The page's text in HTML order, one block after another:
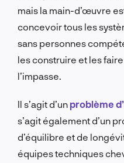
mais la main-d’œuvre
concevoir tous les
sans personnes
les construire et les
l’impasse.
Il s’agit d’un problème
s’agit également d’un
d’équilibre et de
équipes techniques